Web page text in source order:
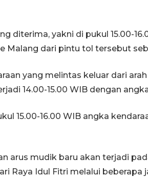
diterima, yakni di pukul 15.00-
Malang dari pintu tol tersebut
yang melintas keluar dari
14.00-15.00 WIB dengan
15.00-16.00 WIB angka
arus mudik baru akan terjadi
Raya Idul Fitri melalui beberapa
17 jam lalu